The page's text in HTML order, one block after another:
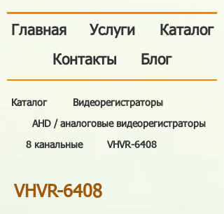
Главная
Услуги
Контакты
Каталог
Блог
Каталог Видеорегистраторы
AHD / аналоговые видеорегистраторы
8 канальные VHVR-6408
VHVR-6408